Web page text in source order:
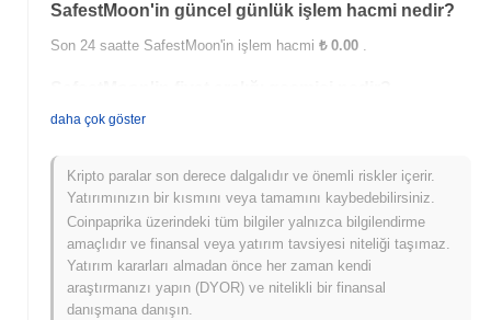
SafestMoon'in güncel günlük işlem hacmi nedir?
Son 24 saatte SafestMoon'in işlem hacmi ₺ 0.00 .
Tüm Zamanların En Yüksek Değeri (ATH):
SafestMoon şu anda ATH'sinin ~29.84% altında işlem görüyor .
SafestMoon, daha geniş kripto piyasasıyla
karşılaştırıldığında nasıl performans gösteriyor?
Son 7 günde SafestMoon0.00%kazandı, genel kripto
piyasasından 0.27%kazanç kaydeden daha düşük performans
daha çok göster
Kripto paralar son derece dalgalıdır ve önemli riskler içerir.
Yatırımınızın bir kısmını veya tamamını kaybedebilirsiniz.
Coinpaprika üzerindeki tüm bilgiler yalnızca bilgilendirme
amaçlıdır ve finansal veya yatırım tavsiyesi niteliği taşımaz.
Yatırım kararları almadan önce her zaman kendi
araştırmanızı yapın (DYOR) ve nitelikli bir finansal
danışmana danışın.